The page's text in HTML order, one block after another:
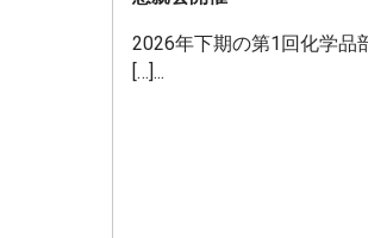
2026年下期の第1回化学品
[…]...